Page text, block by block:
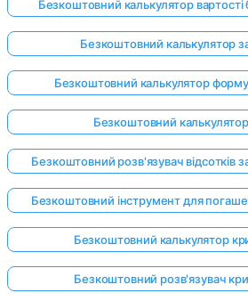
Безкоштовний калькулятор вартості
Безкоштовний калькулятор
Безкоштовний калькулятор
Безкоштовний калькулятор
Безкоштовний розв'язувач відсотків
Безкоштовний інструмент для
Безкоштовний калькулятор
Безкоштовний розв'язувач